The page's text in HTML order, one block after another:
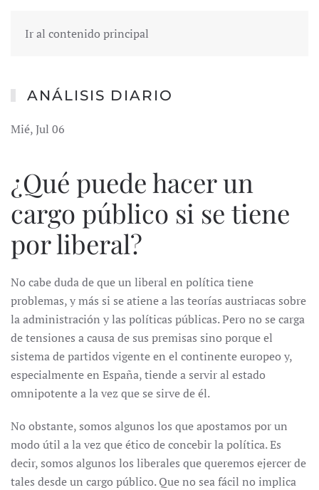
Ir al contenido principal
ANÁLISIS DIARIO
Mié, Jul 06
¿Qué puede hacer un
cargo público si se tiene
por liberal?
No cabe duda de que un liberal en política tiene
problemas, y más si se atiene a las teorías austriacas sobre
la administración y las políticas públicas. Pero no se carga
de tensiones a causa de sus premisas sino porque el
sistema de partidos vigente en el continente europeo y,
especialmente en España, tiende a servir al estado
omnipotente a la vez que se sirve de él.
No obstante, somos algunos los que apostamos por un
modo útil a la vez que ético de concebir la política. Es
decir, somos algunos los liberales que queremos ejercer de
tales desde un cargo público. Que no sea fácil no implica